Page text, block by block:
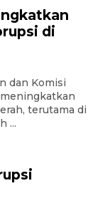
di
dan Komisi
terutama di
...